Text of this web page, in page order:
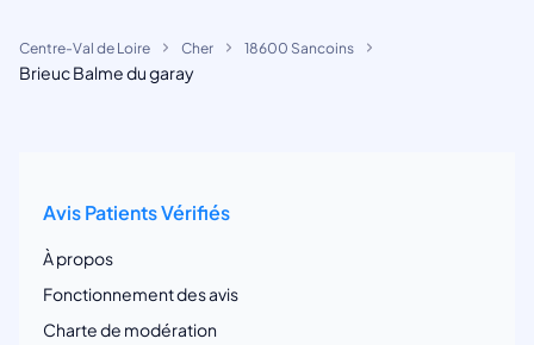
Centre-Val de Loire Cher 18600 Sancoins
Brieuc Balme du garay
Avis Patients Vérifiés
À propos
Fonctionnement des avis
Charte de modération